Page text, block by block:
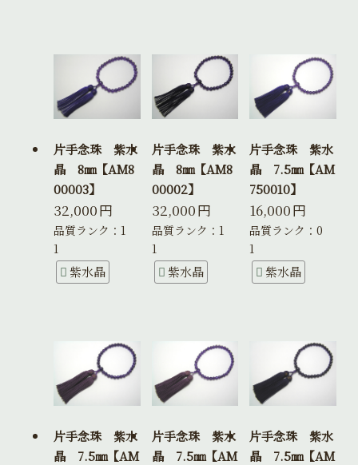
片手念珠 紫水
晶 8㎜【AM8
00003】
32,000円
品質ランク：1
1
紫水晶
片手念珠 紫水
晶 8㎜【AM8
00002】
32,000円
品質ランク：1
1
紫水晶
片手念珠 紫水
晶 7.5㎜【AM
750010】
16,000円
品質ランク：0
1
紫水晶
片手念珠 紫水
晶 7.5㎜【AM
片手念珠 紫水
晶 7.5㎜【AM
片手念珠 紫水
晶 7.5㎜【AM